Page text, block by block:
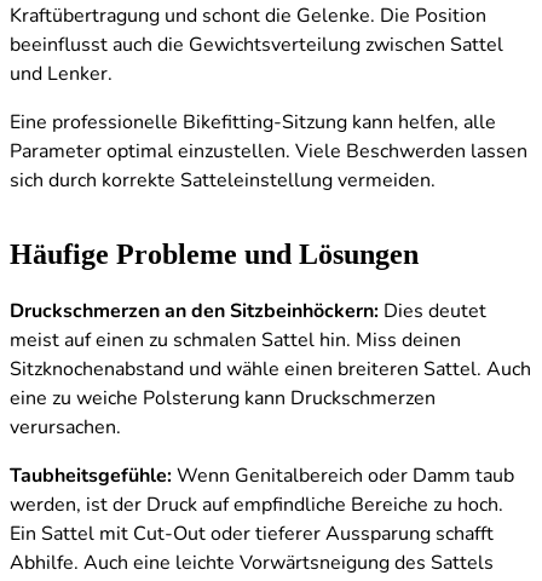
Kraftübertragung und schont die Gelenke. Die Position
beeinflusst auch die Gewichtsverteilung zwischen Sattel
und Lenker.
Eine professionelle Bikefitting-Sitzung kann helfen, alle
Parameter optimal einzustellen. Viele Beschwerden lassen
sich durch korrekte Satteleinstellung vermeiden.
Häufige Probleme und Lösungen
Druckschmerzen an den Sitzbeinhöckern: Dies deutet
meist auf einen zu schmalen Sattel hin. Miss deinen
Sitzknochenabstand und wähle einen breiteren Sattel. Auch
eine zu weiche Polsterung kann Druckschmerzen
verursachen.
Taubheitsgefühle: Wenn Genitalbereich oder Damm taub
werden, ist der Druck auf empfindliche Bereiche zu hoch.
Ein Sattel mit Cut-Out oder tieferer Aussparung schafft
Abhilfe. Auch eine leichte Vorwärtsneigung des Sattels